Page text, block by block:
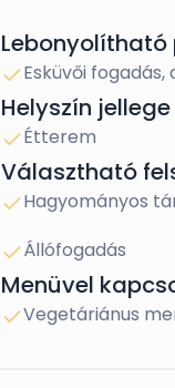
Esküvői
Helyszín jellege
Étterem
Választható
Hagyományos
Állófogadás
Menüvel
Vegetáriánus